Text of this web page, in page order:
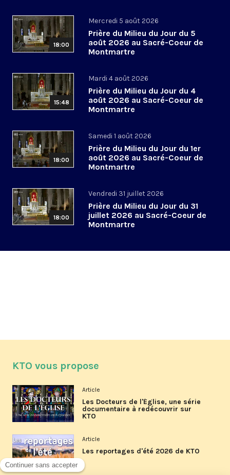
18:00
Mercredi 5 août 2026
Prière du Milieu du Jour du 5
août 2026 au Sacré-Coeur de
Montmartre
15:48
Mardi 4 août 2026
Prière du Milieu du Jour du 4
août 2026 au Sacré-Coeur de
Montmartre
18:00
Samedi 1 août 2026
Prière du Milieu du Jour du 1er
août 2026 au Sacré-Coeur de
Montmartre
18:00
Vendredi 31 juillet 2026
Prière du Milieu du Jour du 31
juillet 2026 au Sacré-Coeur de
Montmartre
KTO vous propose
Article
Les Docteurs de l'Église, une série
documentaire à redécouvrir sur
KTO
Article
Les reportages d'été 2026 de KTO